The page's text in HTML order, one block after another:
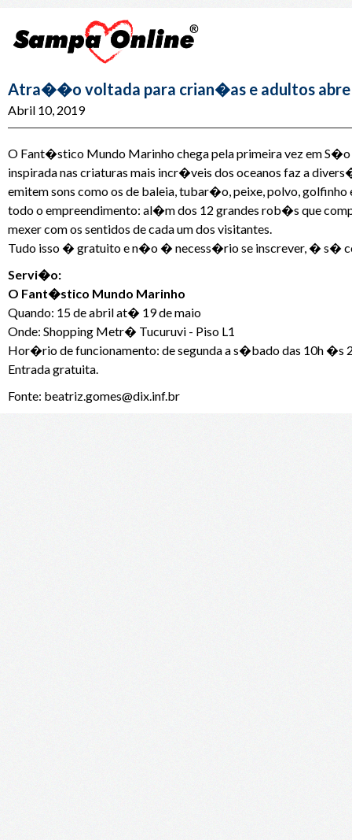
Atra��o voltada para crian�as e adultos abre
Abril 10, 2019
O Fant�stico Mundo Marinho chega pela primeira vez em
inspirada nas criaturas mais incr�veis dos oceanos faz a
emitem sons como os de baleia, tubar�o, peixe, polvo,
todo o empreendimento: al�m dos 12 grandes rob�s que
mexer com os sentidos de cada um dos visitantes.
Tudo isso � gratuito e n�o � necess�rio se inscrever, � s�
Servi�o:
O Fant�stico Mundo Marinho
Quando: 15 de abril at� 19 de maio
Onde: Shopping Metr� Tucuruvi - Piso L1
Hor�rio de funcionamento: de segunda a s�bado das 10h �s
Entrada gratuita.
Fonte: beatriz.gomes@dix.inf.br